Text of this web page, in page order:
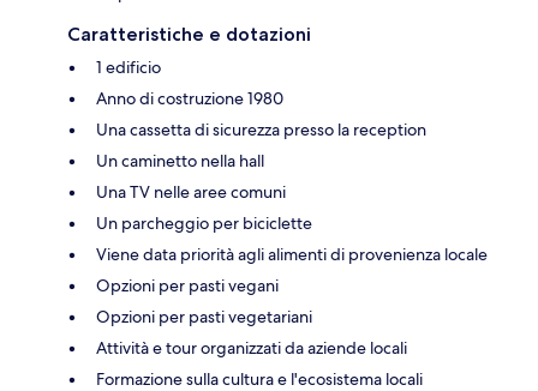
Caratteristiche e dotazioni
1 edificio
Anno di costruzione 1980
Una cassetta di sicurezza presso la reception
Un caminetto nella hall
Una TV nelle aree comuni
Un parcheggio per biciclette
Viene data priorità agli alimenti di provenienza locale
Opzioni per pasti vegani
Opzioni per pasti vegetariani
Attività e tour organizzati da aziende locali
Formazione sulla cultura e l'ecosistema locali